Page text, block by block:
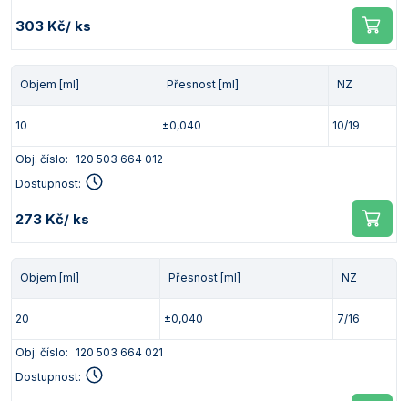
303 Kč/ ks
Objem [ml] Přesnost [ml] NZ
10 ±0,040 10/19
Obj. číslo:
120 503 664 012
Dostupnost:
273 Kč/ ks
Objem [ml] Přesnost [ml] NZ
20 ±0,040 7/16
Obj. číslo:
120 503 664 021
Dostupnost: